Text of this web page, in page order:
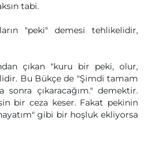
tabi.
"peki" demesi tehlikelidir,
çıkan "kuru bir peki, olur,
Bu Bükçe de "Şimdi tamam
sonra çıkaracağım." demektir.
bir ceza keser. Fakat pekinin
gibi bir hoşluk ekliyorsa